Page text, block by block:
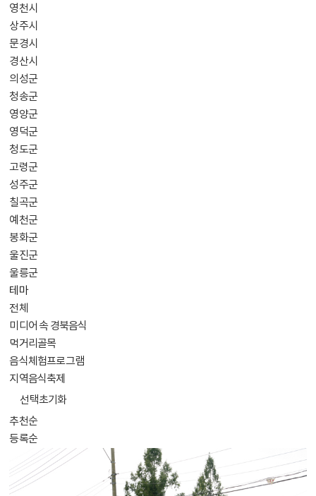
영천시
상주시
문경시
경산시
의성군
청송군
영양군
영덕군
청도군
고령군
성주군
칠곡군
예천군
봉화군
울진군
울릉군
테마
전체
미디어 속 경북음식
먹거리골목
음식체험프로그램
지역음식축제
선택초기화
추천순
등록순